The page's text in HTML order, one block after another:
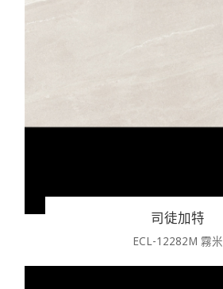
司徒加特
ECL-12282M 霧米